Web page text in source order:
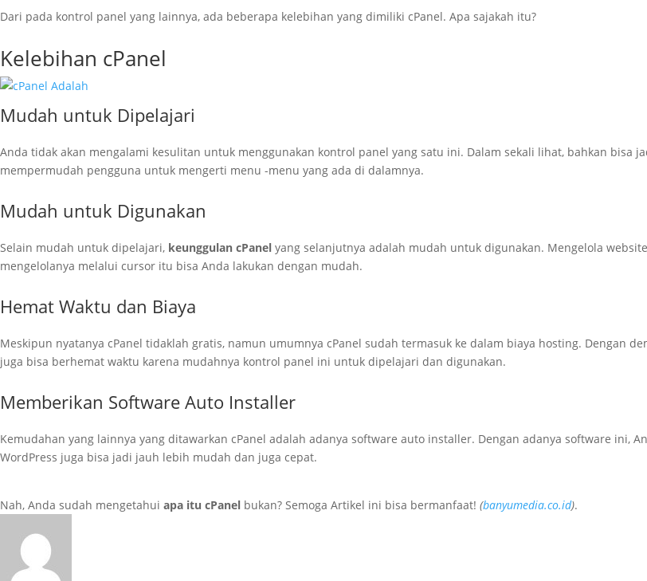
Dari pada kontrol panel yang lainnya, ada beberapa kelebihan yang dimiliki cPanel. Apa sajakah itu?
Kelebihan cPanel
Mudah untuk Dipelajari
Anda tidak akan mengalami kesulitan untuk menggunakan kontrol panel yang satu ini. Dalam sekali lihat, bahkan bisa
mempermudah pengguna untuk mengerti menu -menu yang ada di dalamnya.
Mudah untuk Digunakan
Selain mudah untuk dipelajari, keunggulan cPanel yang selanjutnya adalah mudah untuk digunakan. Mengelola
mengelolanya melalui cursor itu bisa Anda lakukan dengan mudah.
Hemat Waktu dan Biaya
Meskipun nyatanya cPanel tidaklah gratis, namun umumnya cPanel sudah termasuk ke dalam biaya hosting. Dengan
juga bisa berhemat waktu karena mudahnya kontrol panel ini untuk dipelajari dan digunakan.
Memberikan Software Auto Installer
Kemudahan yang lainnya yang ditawarkan cPanel adalah adanya software auto installer. Dengan adanya software
WordPress juga bisa jadi jauh lebih mudah dan juga cepat.
Nah, Anda sudah mengetahui apa itu cPanel bukan? Semoga Artikel ini bisa bermanfaat! (banyumedia.co.id).